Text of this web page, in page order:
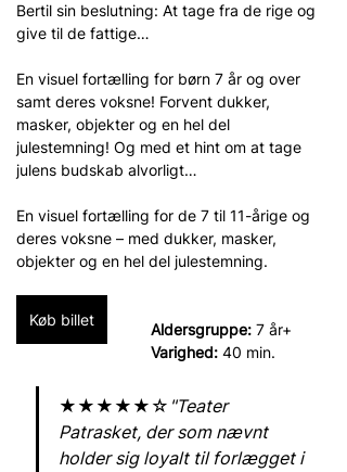
Bertil sin beslutning: At tage fra de rige og
give til de fattige…
En visuel fortælling for børn 7 år og over
samt deres voksne! Forvent dukker,
masker, objekter og en hel del
julestemning! Og med et hint om at tage
julens budskab alvorligt…
En visuel fortælling for de 7 til 11-årige og
deres voksne – med dukker, masker,
objekter og en hel del julestemning.
Køb billet
Aldersgruppe: 7 år+
Varighed: 40 min.
★★★★★☆ "Teater
Patrasket, der som nævnt
holder sig loyalt til forlægget i